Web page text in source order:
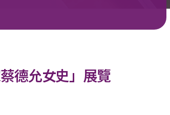
德允女史」展覽